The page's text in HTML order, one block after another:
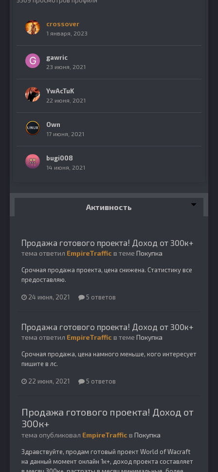
crossover
1 января, 2023
gawric
23 июня, 2021
YwAcTuK
22 июня, 2021
Own
17 июня, 2021
bugi008
14 июня, 2021
Активность
Продажа готового проекта! Доход от 300к+
тема ответил EmpireTraffic в теме Покупка
Срочная продажа проекта, цена снижена. Статистику все
предоставляю.
24 июня, 2021 5 ответов
Продажа готового проекта! Доход от 300к+
тема ответил EmpireTraffic в теме Покупка
Срочная продажа, цена намного меньше, кого интересует
пишите в лс.
22 июня, 2021 5 ответов
Продажа готового проекта! Доход от
300к+
тема опубликовал EmpireTraffic в Покупка
Здравствуйте, продам готовый проект World of Wacraft
на данный момент онлайн 1к+, доход проекта составляет